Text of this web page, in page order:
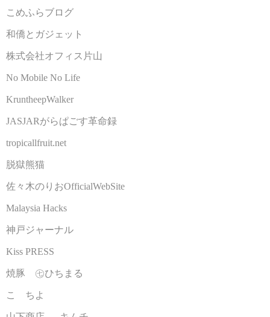
こめふらブログ
和僑とガジェット
株式会社オフィス片山
No Mobile No Life
KruntheepWalker
JASJARがらぱごす革命録
tropicallfruit.net
脱獄熊猫
佐々木のりおOfficialWebSite
Malaysia Hacks
神戸ジャーナル
Kiss PRESS
焼豚 ㊆ひちまる
こゝちよ